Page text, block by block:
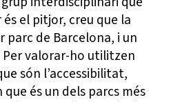
el pitjor, creu que la
parc de Barcelona, i un
valorar-ho utilitzen
són l’accessibilitat,
és un dels parcs més